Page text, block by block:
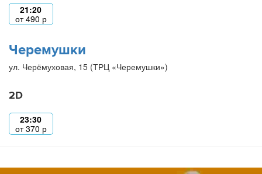
21:20
от490 р
Черемушки
ул. Черёмуховая, 15 (ТРЦ «Черемушки»)
2D
23:30
от370 р